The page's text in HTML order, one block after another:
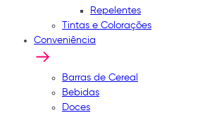
Repelentes
Tintas e Colorações
Conveniência
Barras de Cereal
Bebidas
Doces